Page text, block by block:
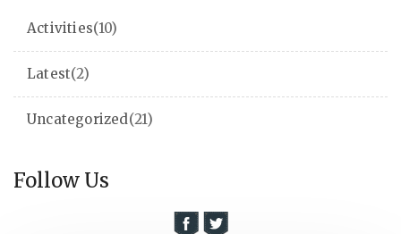
Activities(10)
Latest(2)
Uncategorized(21)
Follow Us